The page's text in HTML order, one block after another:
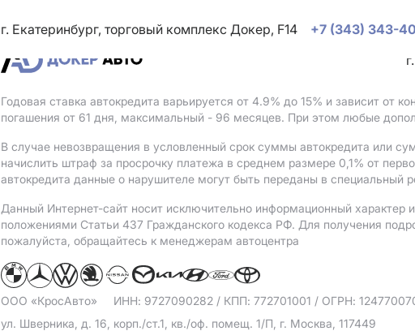
г. Екатеринбург, торговый комплекс Докер, F14
+7 (343) 343-
Годовая ставка автокредита варьируется от 4.9% до 15% и зависит от
погашения от 61 дня, максимальный - 96 месяцев. При этом любые
В случае невозвращения в условленный срок суммы автокредита или
начислить штраф за просрочку платежа в среднем размере 0,1% от
автокредита данные о нарушителе могут быть переданы в специальный
Данный Интернет-сайт носит исключительно информационный характер
положениями Статьи 437 Гражданского кодекса РФ. Для получения
пожалуйста, обращайтесь к менеджерам автоцентра
ООО «КросАвто» ИНН: 9727090282 / КПП: 772701001 / ОГРН:
ул. Шверника, д. 16, корп./ст.1, кв./оф. помещ. 1/П, г. Москва, 117449